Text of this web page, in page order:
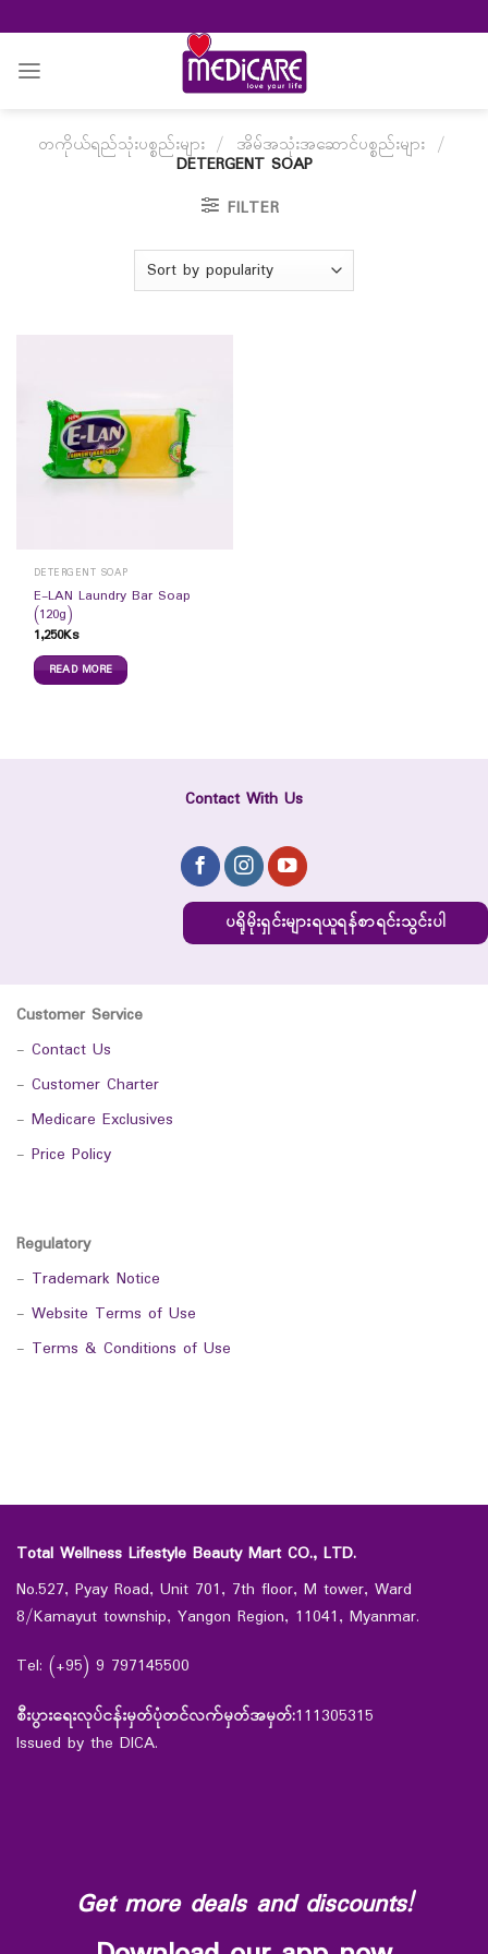
to
content
တကိုယ်ရည်သုံးပစ္စည်းများ / အိမ်အသုံးအဆောင်ပစ္စည်းများ /
DETERGENT SOAP
FILTER
DETERGENT SOAP
E-LAN Laundry Bar Soap
(120g)
1,250Ks
READ MORE
Contact With Us
ပရိုမိုးရှင်းများရယူရန်စာရင်းသွင်းပါ
Customer Service
- Contact Us
- Customer Charter
- Medicare Exclusives
- Price Policy
Regulatory
- Trademark Notice
- Website Terms of Use
- Terms & Conditions of Use
Total Wellness Lifestyle Beauty Mart CO., LTD.
No.527, Pyay Road, Unit 701, 7th floor, M tower, Ward
8/Kamayut township, Yangon Region, 11041, Myanmar.
Tel: (+95) 9 797145500
စီးပွားရေးလုပ်ငန်းမှတ်ပုံတင်လက်မှတ်အမှတ်:111305315
Issued by the DICA.
Get more deals and discounts!